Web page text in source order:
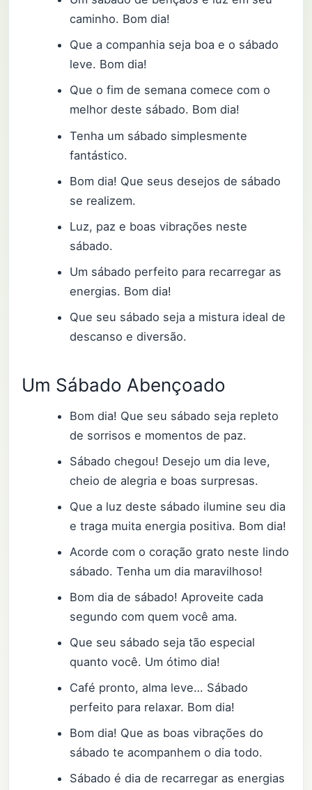
caminho. Bom dia!
Que a companhia seja boa e o sábado
leve. Bom dia!
Que o fim de semana comece com o
melhor deste sábado. Bom dia!
Tenha um sábado simplesmente
fantástico.
Bom dia! Que seus desejos de sábado
se realizem.
Luz, paz e boas vibrações neste
sábado.
Um sábado perfeito para recarregar as
energias. Bom dia!
Que seu sábado seja a mistura ideal de
descanso e diversão.
Um Sábado Abençoado
Bom dia! Que seu sábado seja repleto
de sorrisos e momentos de paz.
Sábado chegou! Desejo um dia leve,
cheio de alegria e boas surpresas.
Que a luz deste sábado ilumine seu dia
e traga muita energia positiva. Bom dia!
Acorde com o coração grato neste lindo
sábado. Tenha um dia maravilhoso!
Bom dia de sábado! Aproveite cada
segundo com quem você ama.
Que seu sábado seja tão especial
quanto você. Um ótimo dia!
Café pronto, alma leve… Sábado
perfeito para relaxar. Bom dia!
Bom dia! Que as boas vibrações do
sábado te acompanhem o dia todo.
Sábado é dia de recarregar as energias